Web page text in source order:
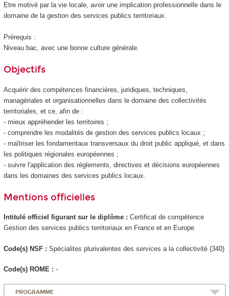
Etre motivé par la vie locale, avoir une implication professionnelle dans le
domaine de la gestion des services publics territoriaux.
Prérequis :
Niveau bac, avec une bonne culture générale.
Objectifs
Acquérir des compétences financières, juridiques, techniques,
managériales et organisationnelles dans le domaine des collectivités
territoriales, et ce, afin de :
- mieux appréhender les territoires ;
- comprendre les modalités de gestion des services publics locaux ;
- maîtriser les fondamentaux transversaux du droit public appliqué, et dans
les politiques régionales européennes ;
- suivre l'application des règlements, directives et décisions européennes
dans les domaines des services publics locaux.
Mentions officielles
Intitulé officiel figurant sur le diplôme : Certificat de compétence
Gestion des services publics territoriaux en France et en Europe
Code(s) NSF : Spécialites plurivalentes des services a la collectivité (340)
Code(s) ROME : -
PROGRAMME